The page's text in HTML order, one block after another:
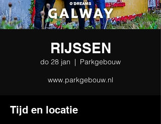
RIJSSEN
do 28 jan
  |
Parkgebouw
www.parkgebouw.nl
Tijd en locatie